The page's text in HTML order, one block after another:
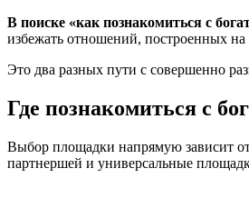
В поиске «как познакомиться с
избежать отношений, построенных
Это два разных пути с совершенно
Где познакомиться с
Выбор площадки напрямую зависит
партнершей и универсальные